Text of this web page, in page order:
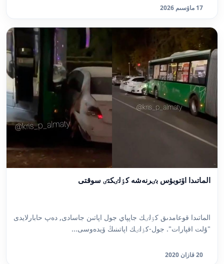
17 ماۋسىم 2026
الماتىدا اۆتوبۋس بٸرنەشە كٶلٸكتٸ سوقتى
الماتىدا قوعامدىق كٶلٸك جاپپاي جول اپاتىن جاسادى, دەپ حابارلايدى
"ۇلت اقپارات". جول-كٶلٸك اپاتىنىڭ ۆيدەوسى...
20 قازان 2020